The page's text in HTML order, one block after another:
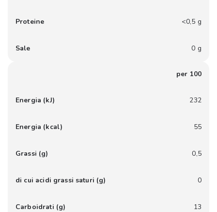
Proteine <0,5 g
Sale 0 g
per 100
Energia (kJ) 232
Energia (kcal) 55
Grassi (g) 0,5
di cui acidi grassi saturi (g) 0
Carboidrati (g) 13